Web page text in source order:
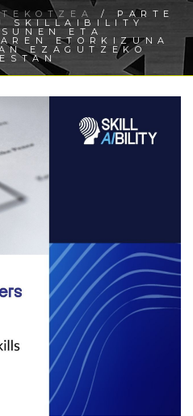
/ PARTE
SKILLAIBILITY
ETA
ETORKIZUNA
EZAGUTZEKO